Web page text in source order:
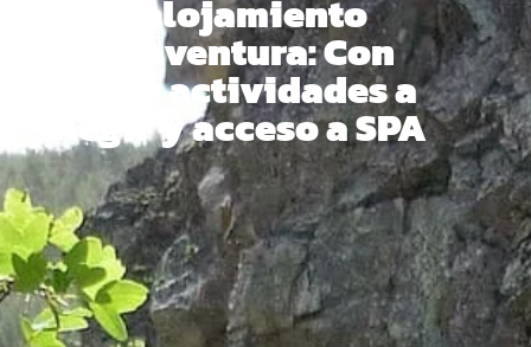
Pack alojamiento
multiaventura: Con
varias actividades a
elegir y acceso a SPA